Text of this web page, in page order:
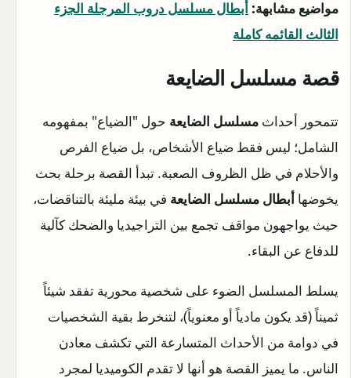
مواضيع مشابهة: أبطال مسلسل دروب المرجلة الجزء
الثالث القائمه كاملة
قصة مسلسل الضايعة
تتمحور أحداث مسلسل الضايعة حول "الضياع" بمفهومه
الشامل؛ ليس فقط ضياع الأشخاص، بل ضياع الفرص
والأحلام في ظل الظروف الصعبة. تبدأ القصة برحلة بحث
يخوضها أبطال مسلسل الضايعة في بيئة مليئة بالتناقضات،
حيث يواجهون مواقف تجمع بين التراجيديا والضحك كآلية
للدفاع عن البقاء.
يسلط المسلسل الضوء على شخصية محورية تفقد شيئاً
ثميناً (قد يكون مادياً أو معنوياً)، لتنخرط بقية الشخصيات
في دوامة من الأحداث المتسارعة التي تكشف معادن
الناس. ما يميز القصة هو أنها لا تقدم الكوميديا لمجرد